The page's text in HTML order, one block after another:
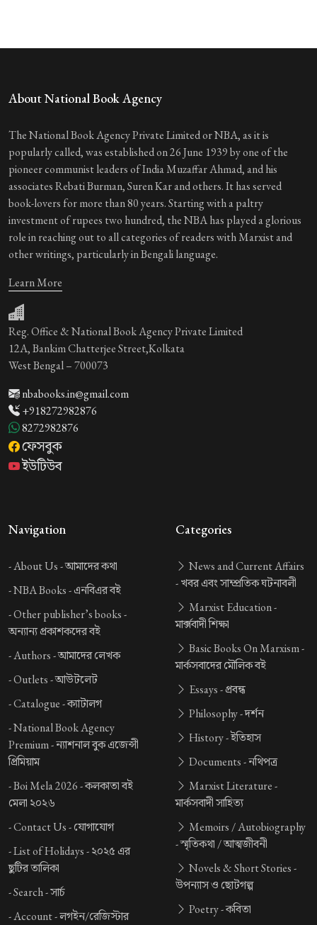
About National Book Agency
The National Book Agency Private Limited or NBA, as it is
popularly called, was established on 26 June 1939 by one of the
pioneer communist leaders of India Muzaffar Ahmad, and his
associates Rebati Burman, Suren Kar and others. It has served
book-lovers for more than 80 years. Starting with a paltry
investment of rupees two hundred, the NBA has played a glorious
role in reaching out to all categories of readers with Marxist and
other writings, particularly in Bengali language.
Learn More
Reg. Office & National Book Agency Private Limited
12A, Bankim Chatterjee Street,Kolkata
West Bengal – 700073
nbabooks.in@gmail.com
+918272982876
8272982876
ফেসবুক
ইউটিউব
Navigation
-About Us -আমাদের কথা
-NBA Books -এনবিএর বই
-Other publisher’s books -
অন্যান্য প্রকাশকদের বই
-Authors -আমাদের লেখক
-Outlets -আউটলেট
-Catalogue -ক্যাটালগ
-National Book Agency
Premium -ন্যাশনাল বুক এজেন্সী
প্রিমিয়াম
-Boi Mela 2026 -কলকাতা বই
মেলা ২০২৬
-Contact Us -যোগাযোগ
-List of Holidays -২০২৫ এর
ছুটির তালিকা
-Search -সার্চ
-Account -লগইন/রেজিস্টার
Categories
News and Current Affairs
-খবর এবং সাম্প্রতিক ঘটনাবলী
Marxist Education -
মার্ক্সবাদী শিক্ষা
Basic Books On Marxism -
মার্কসবাদের মৌলিক বই
Essays -প্রবন্ধ
Philosophy -দর্শন
History -ইতিহাস
Documents -নথিপত্র
Marxist Literature -
মার্কসবাদী সাহিত্য
Memoirs / Autobiography
-স্মৃতিকথা / আত্মজীবনী
Novels & Short Stories -
উপন্যাস ও ছোটগল্প
Poetry -কবিতা